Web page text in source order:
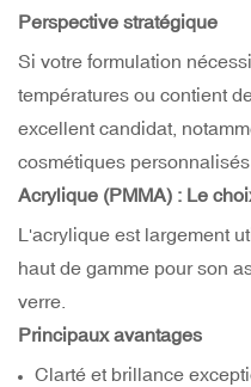
Perspective stratégique
Si votre formulation
températures ou contient
excellent candidat,
cosmétiques
Acrylique (PMMA) : Le
L'acrylique est largement
haut de gamme pour son
verre.
Principaux avantages
Clarté et brillance